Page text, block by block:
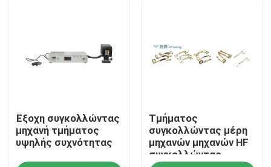
ΠΕΡΙΠΟΥ ΗΠΑ
Ποιοτικός έλεγχος
Έξοχη συγκολλώντας
μηχανή τμήματος
υψηλής συχνότητας
Τμήματος
συγκολλώντας μέρη
μηχανών μηχανών HF
συγκολλώντας